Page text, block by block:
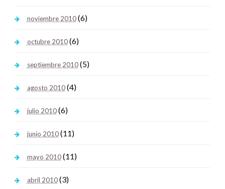
noviembre 2010(6)
octubre 2010(6)
septiembre 2010(5)
agosto 2010(4)
julio 2010(6)
junio 2010(11)
mayo 2010(11)
abril 2010(3)